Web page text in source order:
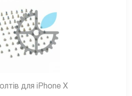
для iPhone X